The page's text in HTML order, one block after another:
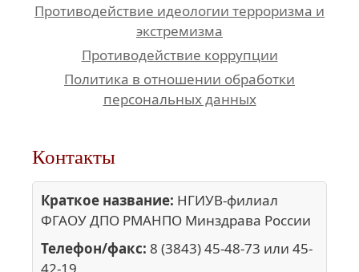
Противодействие идеологии терроризма и
экстремизма
Противодействие коррупции
Политика в отношении обработки
персональных данных
Контакты
Краткое название: НГИУВ-филиал
ФГАОУ ДПО РМАНПО Минздрава России
Телефон/факс: 8 (3843) 45-48-73 или 45-
42-19